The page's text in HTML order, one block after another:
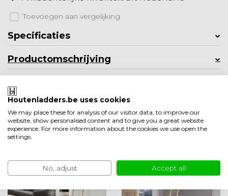
Toevoegen aan vergelijking
Specificaties
Productomschrijving
Minder weergeven
Ook leuk om te bekijken
Houtenladders.be uses cookies
We may place these for analysis of our visitor data, to improve our
website, show personalised content and to give you a great website
experience. For more information about the cookies we use open the
settings.
No, adjust Accept all